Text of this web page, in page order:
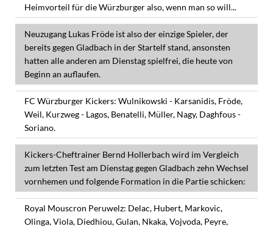
Heimvorteil für die Würzburger also, wenn man so will...
Neuzugang Lukas Fröde ist also der einzige Spieler, der
bereits gegen Gladbach in der Startelf stand, ansonsten
hatten alle anderen am Dienstag spielfrei, die heute von
Beginn an auflaufen.
FC Würzburger Kickers: Wulnikowski - Karsanidis, Fröde,
Weil, Kurzweg - Lagos, Benatelli, Müller, Nagy, Daghfous -
Soriano.
Kickers-Cheftrainer Bernd Hollerbach wird im Vergleich
zum letzten Test am Dienstag gegen Gladbach zehn Wechsel
vornhemen und folgende Formation in die Partie schicken:
Royal Mouscron Peruwelz: Delac, Hubert, Markovic,
Olinga, Viola, Diedhiou, Gulan, Nkaka, Vojvoda, Peyre,